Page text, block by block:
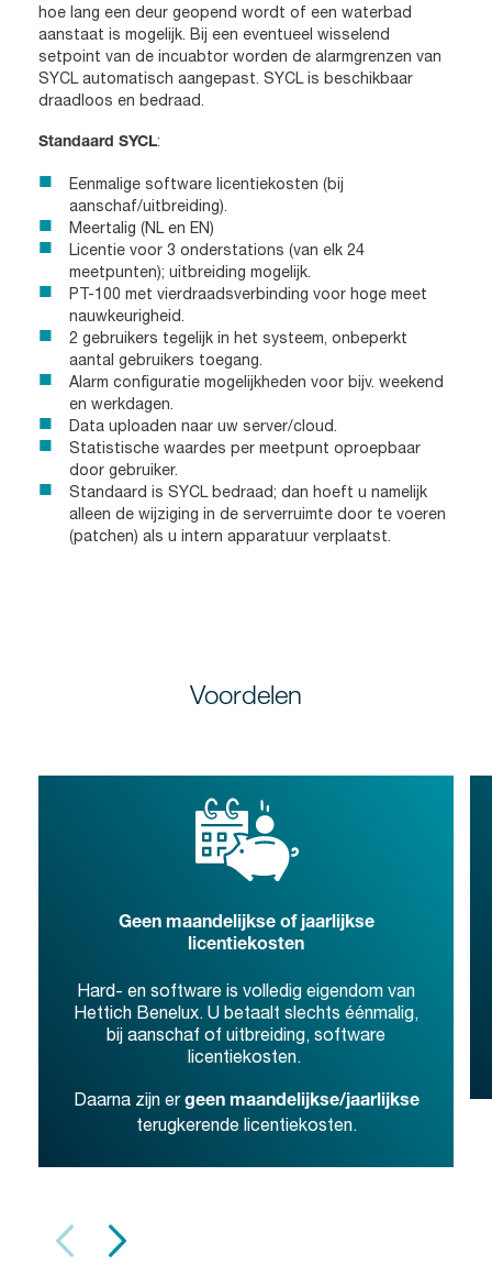
hoe lang een deur geopend wordt of een waterbad
aanstaat is mogelijk. Bij een eventueel wisselend
setpoint van de incuabtor worden de alarmgrenzen van
SYCL automatisch aangepast. SYCL is beschikbaar
draadloos en bedraad.
Standaard SYCL:
Eenmalige software licentiekosten (bij
aanschaf/uitbreiding).
Meertalig (NL en EN)
Licentie voor 3 onderstations (van elk 24
meetpunten); uitbreiding mogelijk.
PT-100 met vierdraadsverbinding voor hoge meet
nauwkeurigheid.
2 gebruikers tegelijk in het systeem, onbeperkt
aantal gebruikers toegang.
Alarm configuratie mogelijkheden voor bijv. weekend
en werkdagen.
Data uploaden naar uw server/cloud.
Statistische waardes per meetpunt oproepbaar
door gebruiker.
Standaard is SYCL bedraad; dan hoeft u namelijk
alleen de wijziging in de serverruimte door te voeren
(patchen) als u intern apparatuur verplaatst.
Voordelen
Geen maandelijkse of jaarlijkse
licentiekosten
Hard- en software is volledig eigendom van
Hettich Benelux. U betaalt slechts éénmalig,
bij aanschaf of uitbreiding, software
licentiekosten.
Daarna zijn ergeen maandelijkse/jaarlijkse
terugkerende licentiekosten.